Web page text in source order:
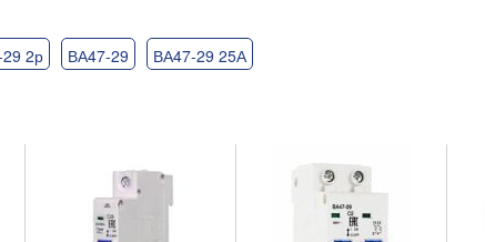
2р ВА47-29 ВА47-29 25А